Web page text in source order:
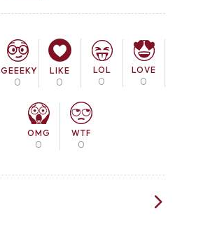
GEEEKY
0
LIKE
0
LOL
0
LOVE
0
OMG
0
WTF
0